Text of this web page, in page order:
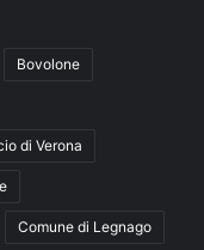
Bovolone
di Verona
Comune di Legnago